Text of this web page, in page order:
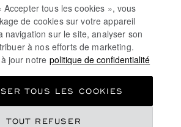
Accepter tous les cookies », vous
de cookies sur votre appareil
navigation sur le site, analyser son
à nos efforts de marketing.
jour notre politique de confidentialité
TOUT REFUSER
TOUS LES COOKIES